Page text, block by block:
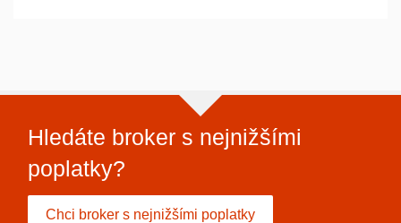
Hledáte broker s nejnižšími
poplatky?
Chci broker s nejnižšími poplatky